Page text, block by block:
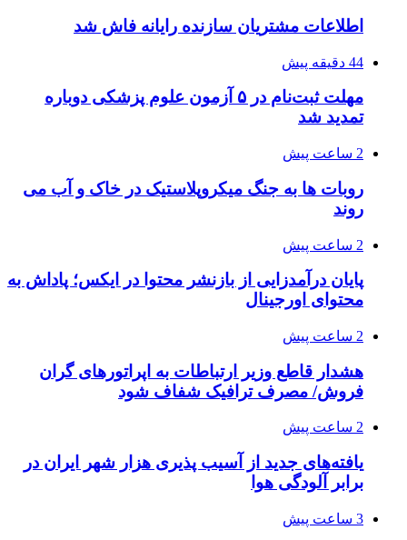
اطلاعات مشتریان سازنده رایانه فاش شد
44 دقیقه پیش
مهلت ثبت‌نام در ۵ آزمون علوم پزشکی دوباره
تمدید شد
2 ساعت پیش
روبات ها به جنگ میکروپلاستیک در خاک و آب می
روند
2 ساعت پیش
پایان درآمدزایی از بازنشر محتوا در ایکس؛ پاداش به
محتوای اورجینال
2 ساعت پیش
هشدار قاطع وزیر ارتباطات به اپراتورهای گران
فروش/ مصرف ترافیک شفاف شود
2 ساعت پیش
یافته‌های جدید از آسیب پذیری هزار شهر ایران در
برابر آلودگی هوا
3 ساعت پیش